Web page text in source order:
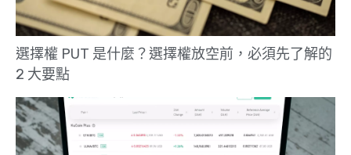
選擇權 PUT 是什麼？選擇權放空前，必須先了解的
2 大要點